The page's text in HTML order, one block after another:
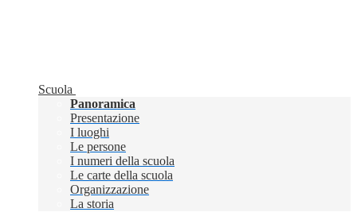
Scuola
Panoramica
Presentazione
I luoghi
Le persone
I numeri della scuola
Le carte della scuola
Organizzazione
La storia